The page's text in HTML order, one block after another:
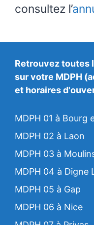
consultez l’
Retrouvez toutes
sur votre MDPH
et horaires
MDPH 01 à Bourg
MDPH 02 à Laon
MDPH 03 à
MDPH 04 à Digne
MDPH 05 à Gap
MDPH 06 à Nice